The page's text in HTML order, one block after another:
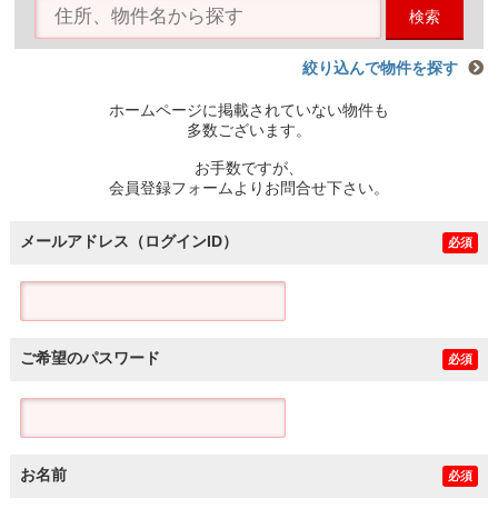
検索
絞り込んで物件を探す
ホームページに掲載されていない物件も
多数ございます。
お手数ですが、
会員登録フォームよりお問合せ下さい。
メールアドレス（ログインID） 必須
ご希望のパスワード 必須
お名前 必須